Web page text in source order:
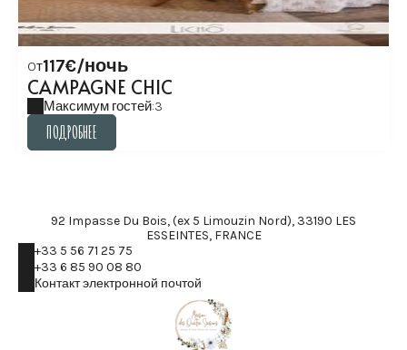
Oт117€/ночь
CAMPAGNE CHIC
Максимум гостей:3
ПОДРОБНЕЕ
92 Impasse Du Bois, (ex 5 Limouzin Nord), 33190 LES
ESSEINTES, FRANCE
+33 5 56 71 25 75
+33 6 85 90 08 80
Контакт электронной почтой